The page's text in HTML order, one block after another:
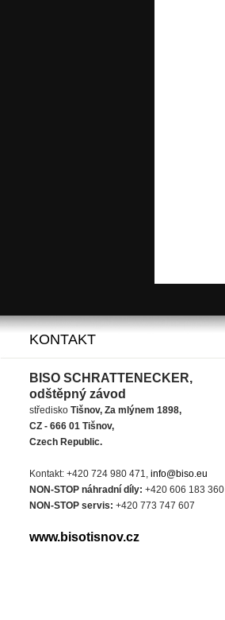
KONTAKT
BISO SCHRATTENECKER,
odštěpný závod
středisko Tišnov, Za mlýnem 1898,
CZ - 666 01 Tišnov,
Czech Republic.
Kontakt: +420 724 980 471, info@biso.eu
NON-STOP náhradní díly: +420 606 183 360
NON-STOP servis: +420 773 747 607
www.bisotisnov.cz